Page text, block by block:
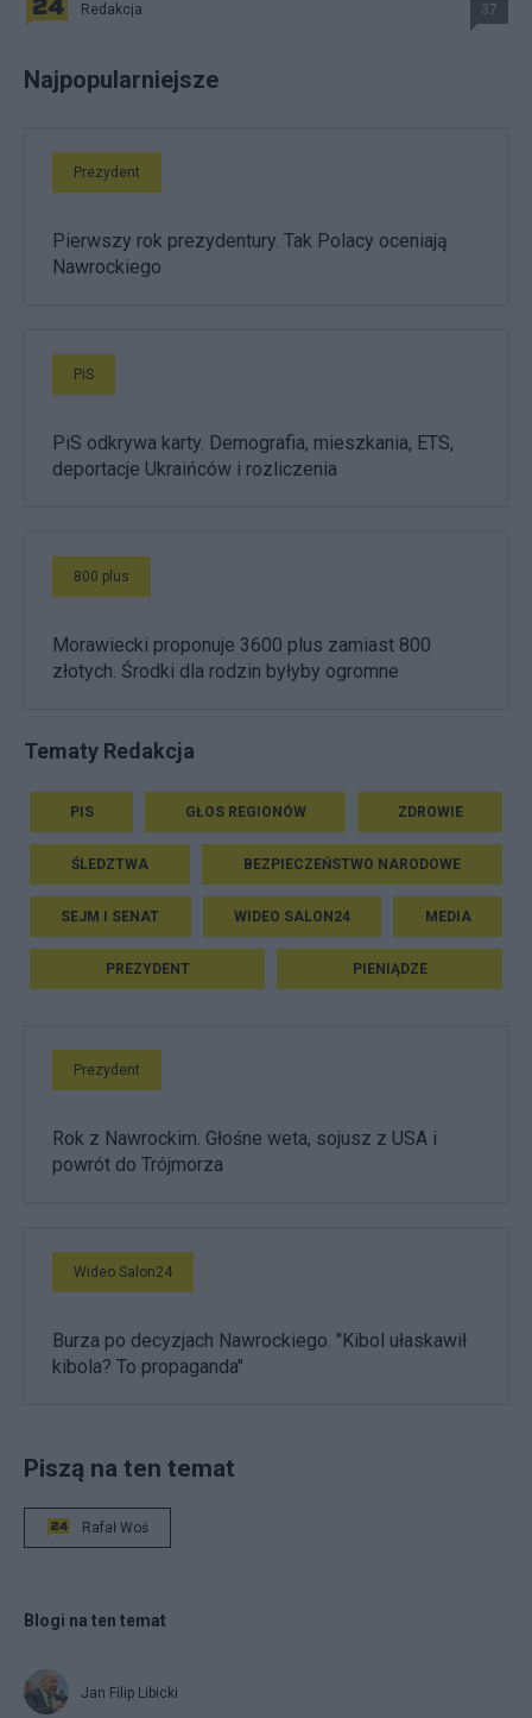
Redakcja 37
Najpopularniejsze
Prezydent
Pierwszy rok prezydentury. Tak Polacy oceniają
Nawrockiego
PiS
PiS odkrywa karty. Demografia, mieszkania, ETS,
deportacje Ukraińców i rozliczenia
800 plus
Morawiecki proponuje 3600 plus zamiast 800
złotych. Środki dla rodzin byłyby ogromne
Tematy Redakcja
PIS GŁOS REGIONÓW ZDROWIE
ŚLEDZTWA BEZPIECZEŃSTWO NARODOWE
SEJM I SENAT WIDEO SALON24 MEDIA
PREZYDENT PIENIĄDZE
Prezydent
Rok z Nawrockim. Głośne weta, sojusz z USA i
powrót do Trójmorza
Wideo Salon24
Burza po decyzjach Nawrockiego. "Kibol ułaskawił
kibola? To propaganda"
Piszą na ten temat
Rafał Woś
Blogi na ten temat
Jan Filip Libicki